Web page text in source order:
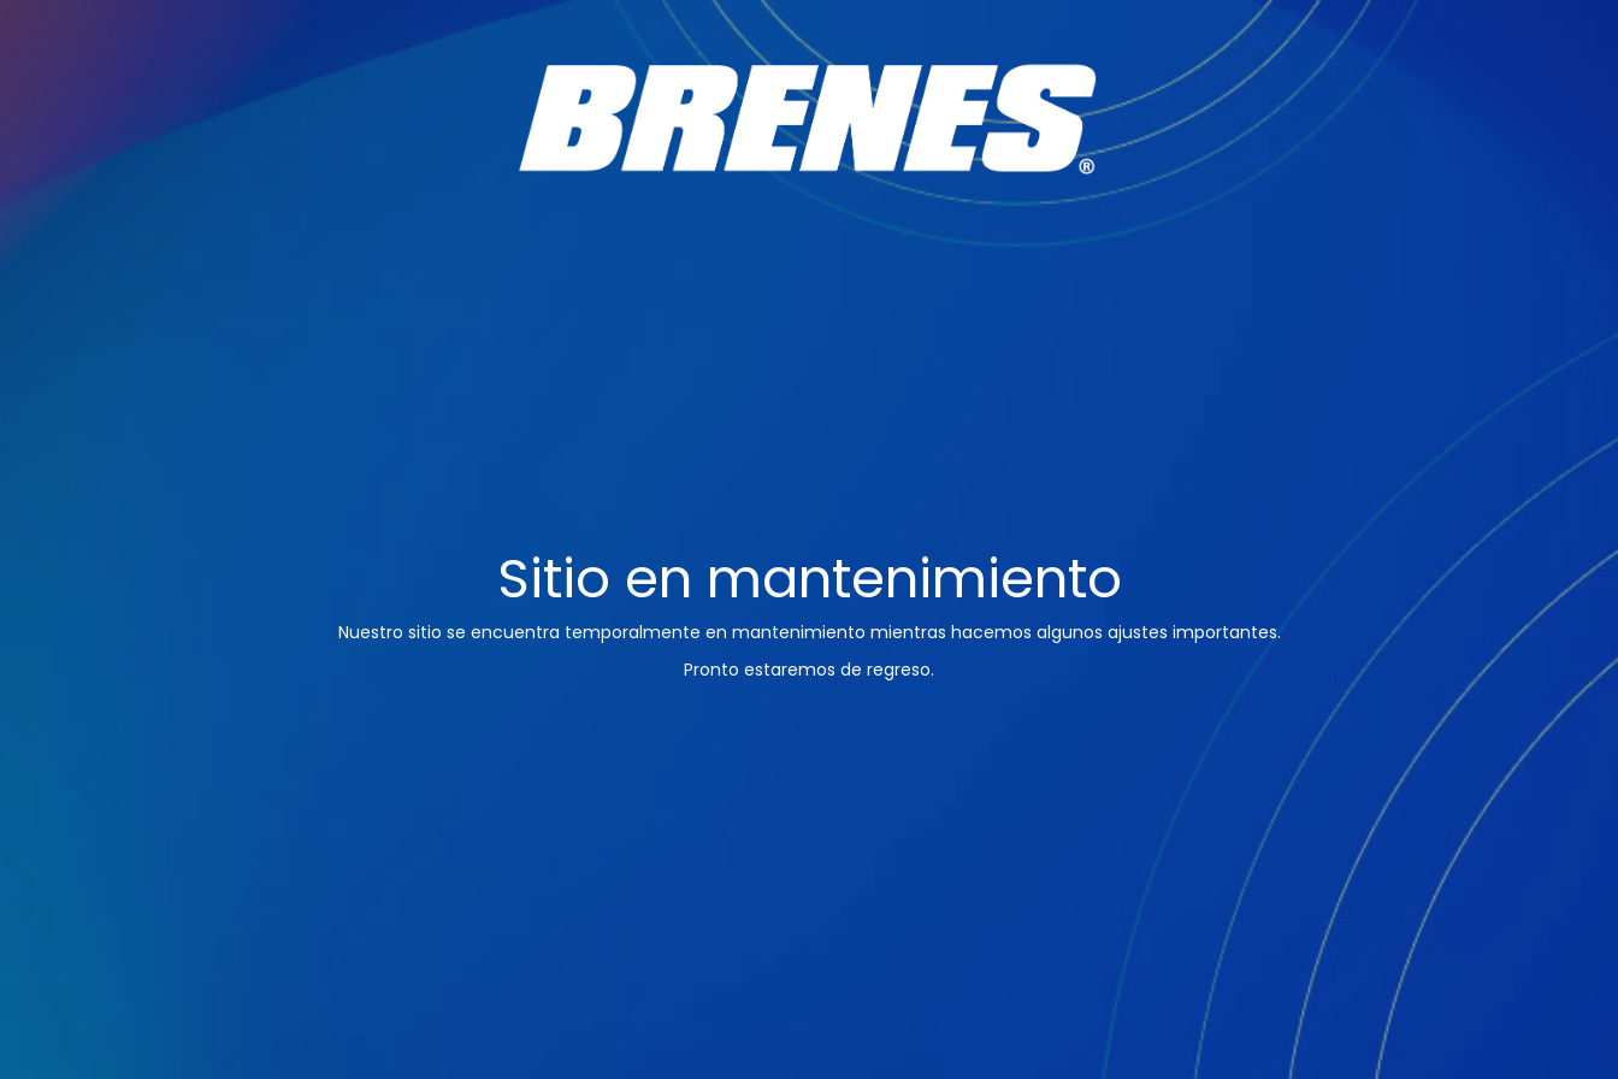
Sitio en mantenimiento
Nuestro sitio se encuentra temporalmente en mantenimiento mientras hacemos algunos ajustes importantes.
Pronto estaremos de regreso.